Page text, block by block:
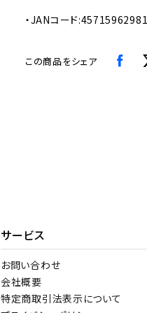
・JANコード
この商品をシェア
サービス
お問い合わせ
会社概要
特定商取引法表示について